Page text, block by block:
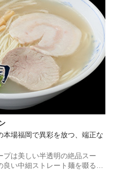
本場福岡で異彩を放つ、端正な
プは美しい半透明の絶品スー
い中細ストレート麺を啜ると